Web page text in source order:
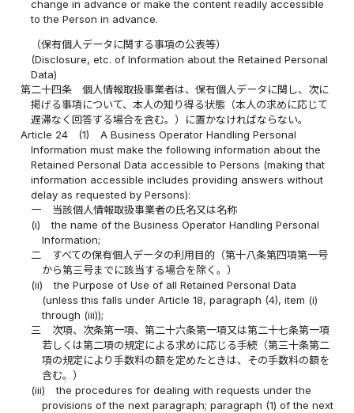
change in advance or make the content readily accessible
to the Person in advance.
（保有個人データに関する事項の公表等）
(Disclosure, etc. of Information about the Retained Personal
Data)
第二十四条
個人情報取扱事業者は、保有個人データに関し、次に
掲げる事項について、本人の知り得る状態（本人の求めに応じて
遅滞なく回答する場合を含む。）に置かなければならない。
Article 24
(1)
A Business Operator Handling Personal
Information must make the following information about the
Retained Personal Data accessible to Persons (making that
information accessible includes providing answers without
delay as requested by Persons):
一
当該個人情報取扱事業者の氏名又は名称
(i)
the name of the Business Operator Handling Personal
Information;
二
すべての保有個人データの利用目的（第十八条第四項第一号
から第三号までに該当する場合を除く。）
(ii)
the Purpose of Use of all Retained Personal Data
(unless this falls under Article 18, paragraph (4), item (i)
through (iii));
三
次項、次条第一項、第二十六条第一項又は第二十七条第一項
若しくは第二項の規定による求めに応じる手続（第三十条第二
項の規定により手数料の額を定めたときは、その手数料の額を
含む。）
(iii)
the procedures for dealing with requests under the
provisions of the next paragraph; paragraph (1) of the next